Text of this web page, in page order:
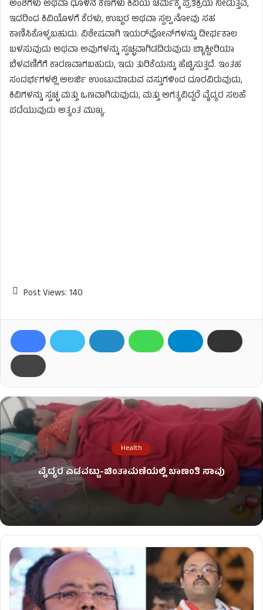
ಅಂಶಗಳು ಅಥವಾ ಧೂಳಿನ ಕಣಗಳು ಕಿವಿಯ ಚರ್ಮಕ್ಕೆ ಪ್ರತಿಕ್ರಿಯೆ ನೀಡುತ್ತವೆ,
ಇದರಿಂದ ಕಿವಿಯೊಳಗೆ ಕೆರಳು, ಉಬ್ಬರ ಅಥವಾ ಸ್ವಲ್ಪ ನೋವು ಸಹ
ಕಾಣಿಸಿಕೊಳ್ಳಬಹುದು. ವಿಶೇಷವಾಗಿ ಇಯರ್‌ಫೋನ್‌ಗಳನ್ನು ದೀರ್ಘಕಾಲ
ಬಳಸುವುದು ಅಥವಾ ಅವುಗಳನ್ನು ಸ್ವಚ್ಛವಾಗಿಡದಿರುವುದು ಬ್ಯಾಕ್ಟೀರಿಯಾ
ಬೆಳವಣಿಗೆಗೆ ಕಾರಣವಾಗಬಹುದು, ಇದು ತುರಿಕೆಯನ್ನು ಹೆಚ್ಚಿಸುತ್ತದೆ. ಇಂತಹ
ಸಂದರ್ಭಗಳಲ್ಲಿ ಅಲರ್ಜಿ ಉಂಟುಮಾಡುವ ವಸ್ತುಗಳಿಂದ ದೂರವಿರುವುದು,
ಕಿವಿಗಳನ್ನು ಸ್ವಚ್ಛ ಮತ್ತು ಒಣವಾಗಿಡುವುದು, ಮತ್ತು ಅಗತ್ಯವಿದ್ದರೆ ವೈದ್ಯರ ಸಲಹೆ
ಪಡೆಯುವುದು ಅತ್ಯಂತ ಮುಖ್ಯ.
Post Views: 140
Health
ವೈದ್ಯರ ಎಡವಟ್ಟು-ಚಿಂತಾಮಣಿಯಲ್ಲಿ ಬಾಣಂತಿ ಸಾವು